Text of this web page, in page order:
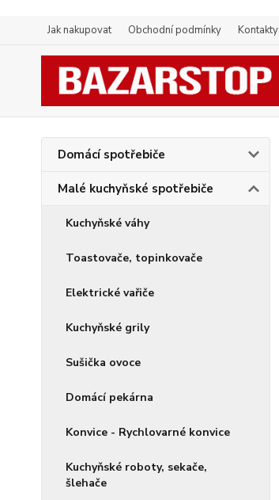
Jak nakupovat Obchodní podmínky Kontakty
Domácí spotřebiče
Malé kuchyňské spotřebiče
Kuchyňské váhy
Toastovače, topinkovače
Elektrické vařiče
Kuchyňské grily
Sušička ovoce
Domácí pekárna
Konvice - Rychlovarné konvice
Kuchyňské roboty, sekače,
šlehače